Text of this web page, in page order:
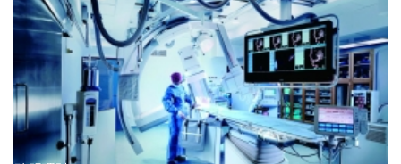
機！